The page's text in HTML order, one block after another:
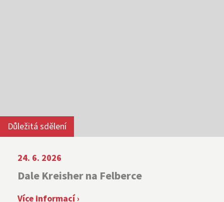
Důležitá sdělení
24. 6. 2026
Dale Kreisher na Felberce
Více informací ›